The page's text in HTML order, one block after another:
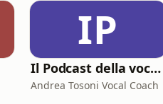
IP
Il Podcast della voce e del canto
Andrea Tosoni Vocal Coach